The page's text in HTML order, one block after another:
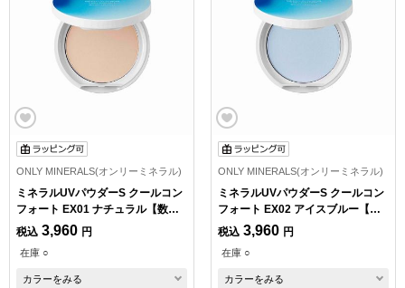
ONLY MINERALS(オンリーミネラル)
ミネラルUVパウダーS クールコン
フォート EX01 ナチュラル【数量
限定】
税込 3,960 円
在庫 ○
カラーをみる
ONLY MINERALS(オンリーミネラル)
ミネラルUVパウダーS クールコン
フォート EX02 アイスブルー【数
量限定】
税込 3,960 円
在庫 ○
カラーをみる